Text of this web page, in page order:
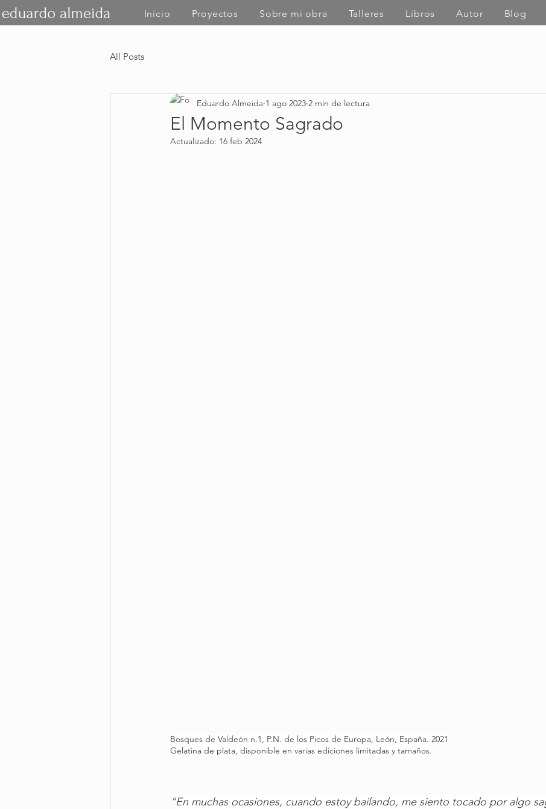
Inicio Proyectos Sobre mi obra Talleres Libros Autor Blog
All Posts
El Momento Sagrado
Eduardo Almeida 1 ago 2023 2 min de lectura
Actualizado: 16 feb 2024
Bosques de Valdeón n.1, P.N. de los Picos de Europa, León, España. 2021
Gelatina de plata, disponible en varias ediciones limitadas y tamaños.
"En muchas ocasiones, cuando estoy bailando, me siento tocado por algo